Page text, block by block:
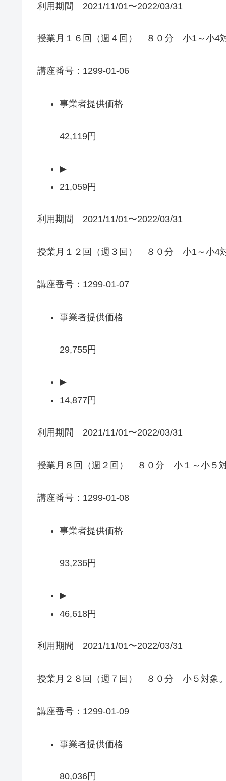
利用期間 2021/11/01〜2022/03/31
授業月１６回（週４回） ８０分 小1～小4
講座番号：1299-01-06
事業者提供価格
42,119円
▶
21,059円
利用期間 2021/11/01〜2022/03/31
授業月１２回（週３回） ８０分 小1～小4
講座番号：1299-01-07
事業者提供価格
29,755円
▶
14,877円
利用期間 2021/11/01〜2022/03/31
授業月８回（週２回） ８０分 小１～小５
講座番号：1299-01-08
事業者提供価格
93,236円
▶
46,618円
利用期間 2021/11/01〜2022/03/31
授業月２８回（週７回） ８０分 小５対象
講座番号：1299-01-09
事業者提供価格
80,036円